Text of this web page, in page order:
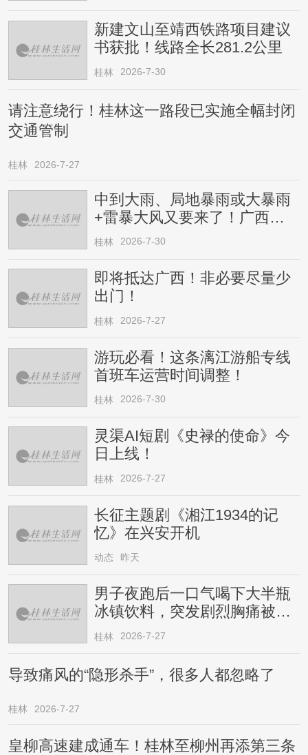
新建文山至靖西铁路项目建议
书获批！线路全长281.2公里
桂林 2026-7-30
请注意绕行！桂林这一路段已实施全幅封闭
交通管制
桂林 2026-7-27
中到大雨、局地暴雨或大暴雨
+雷暴大风又要来了！广西人
请注意
桂林 2026-7-30
即将抵达广西！非必要尽量少
出门！
桂林 2026-7-27
游玩必看！这条漓江游船专线
首班车运营时间调整！
桂林 2026-7-30
灵渠AI短剧《史禄的使命》今
日上线！
桂林 2026-7-27
长征主题剧《湘江1934的记
忆》在兴安开机
动态 昨天
男子夜跑后一口气喝下大半瓶
冰镇饮料，突发剧烈胸痛被送
医！医生提醒→
桂林 2026-7-27
导致痛风的“隐形杀手”，很多人都忽略了
桂林 2026-7-27
皇柳高速建成通车！桂林至柳州再添第三条